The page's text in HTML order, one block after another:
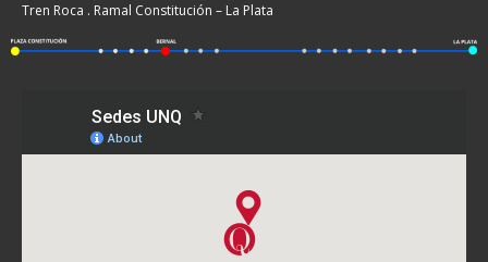
Tren Roca . Ramal Constitución – La Plata